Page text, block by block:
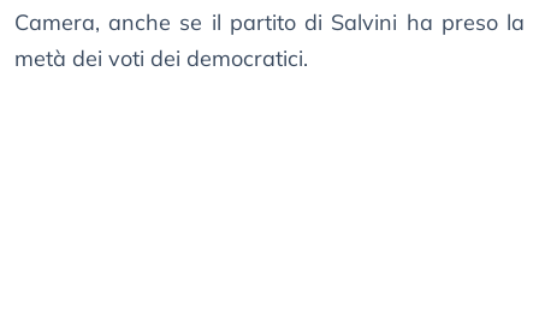
Camera, anche se il partito di Salvini ha preso la
metà dei voti dei democratici.